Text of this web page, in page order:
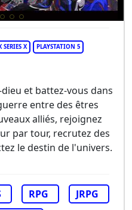
SERIES X PLAYSTATION 5
et battez-vous dans
entre des êtres
alliés, rejoignez
par tour, recrutez des
le destin de l'univers.
RPG
JRPG